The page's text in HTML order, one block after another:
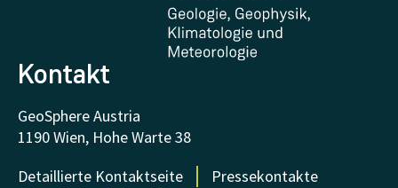
FAQ - Häufig gestellte Fragen
Forschung unterstützen
Kontakt
GeoSphere Austria
1190 Wien, Hohe Warte 38
Detaillierte Kontaktseite
Pressekontakte